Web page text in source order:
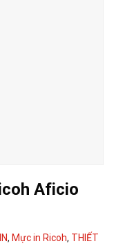
Aficio
, Mực in Ricoh, THIẾT